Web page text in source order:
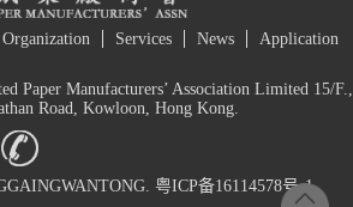
Organization Services News
Application
Paper Manufacturers’ Association Limited 15/F.,
Road, Kowloon, Hong Kong.
粤ICP备16114578号-1